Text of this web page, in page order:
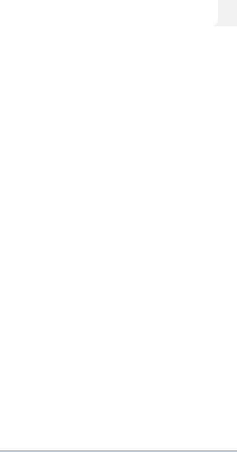
todo lo que tenemos para ofrecerte!